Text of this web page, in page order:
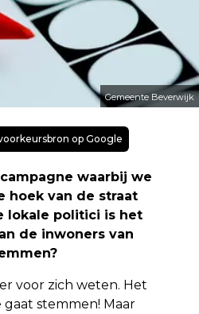
Gemeente Beverwijk
op Google
waarbij we
hoek van de straat
lokale politici is het
de inwoners van
voor zich weten. Het
stemmen! Maar